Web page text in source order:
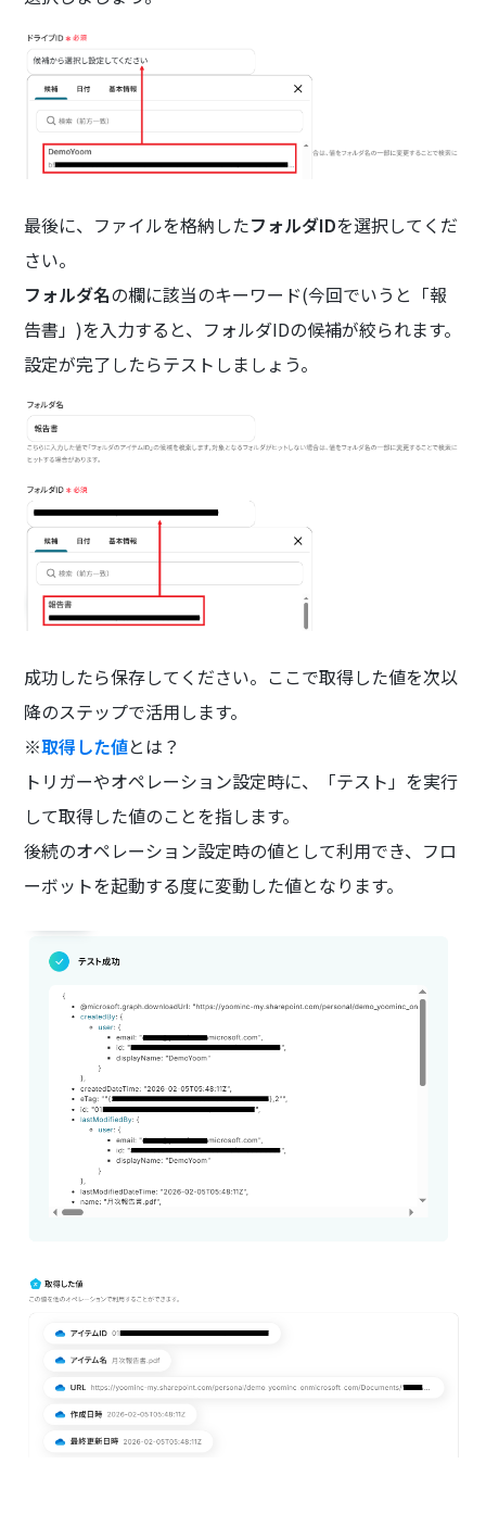
最後に、ファイルを格納したフォルダIDを選択してくだ
さい。
フォルダ名の欄に該当のキーワード(今回でいうと「報
告書」)を入力すると、フォルダIDの候補が絞られます。
設定が完了したらテストしましょう。
成功したら保存してください。ここで取得した値を次以
降のステップで活用します。
※取得した値とは？
トリガーやオペレーション設定時に、「テスト」を実行
して取得した値のことを指します。
後続のオペレーション設定時の値として利用でき、フロ
ーボットを起動する度に変動した値となります。